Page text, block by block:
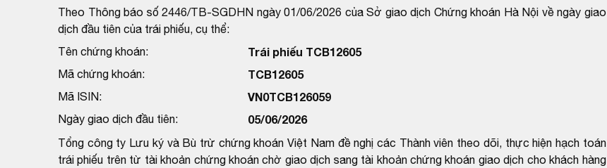
Theo Thông báo số 2446/TB-SGDHN ngày 01/06/2026 của Sở giao dịch Chứng khoán Hà Nội về ngày giao
dịch đầu tiên của trái phiếu, cụ thể:
Tên chứng khoán:
Trái phiếu TCB12605
Mã chứng khoán: TCB12605
Mã ISIN: VN0TCB126059
Ngày giao dịch đầu tiên: 05/06/2026
Tổng công ty Lưu ký và Bù trừ chứng khoán Việt Nam đề nghị các Thành viên theo dõi, thực hiện hạch toán
trái phiếu trên từ tài khoản chứng khoán chờ giao dịch sang tài khoản chứng khoán giao dịch cho khách hàng